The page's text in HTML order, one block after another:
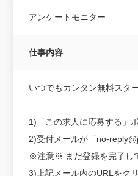
アンケートモニター
仕事内容
いつでもカンタン無料スタ
1)「この求人に応募する」
2)受付メールが「no-
※注意※ まだ登録を完了し
3)上記メール内のURLをク